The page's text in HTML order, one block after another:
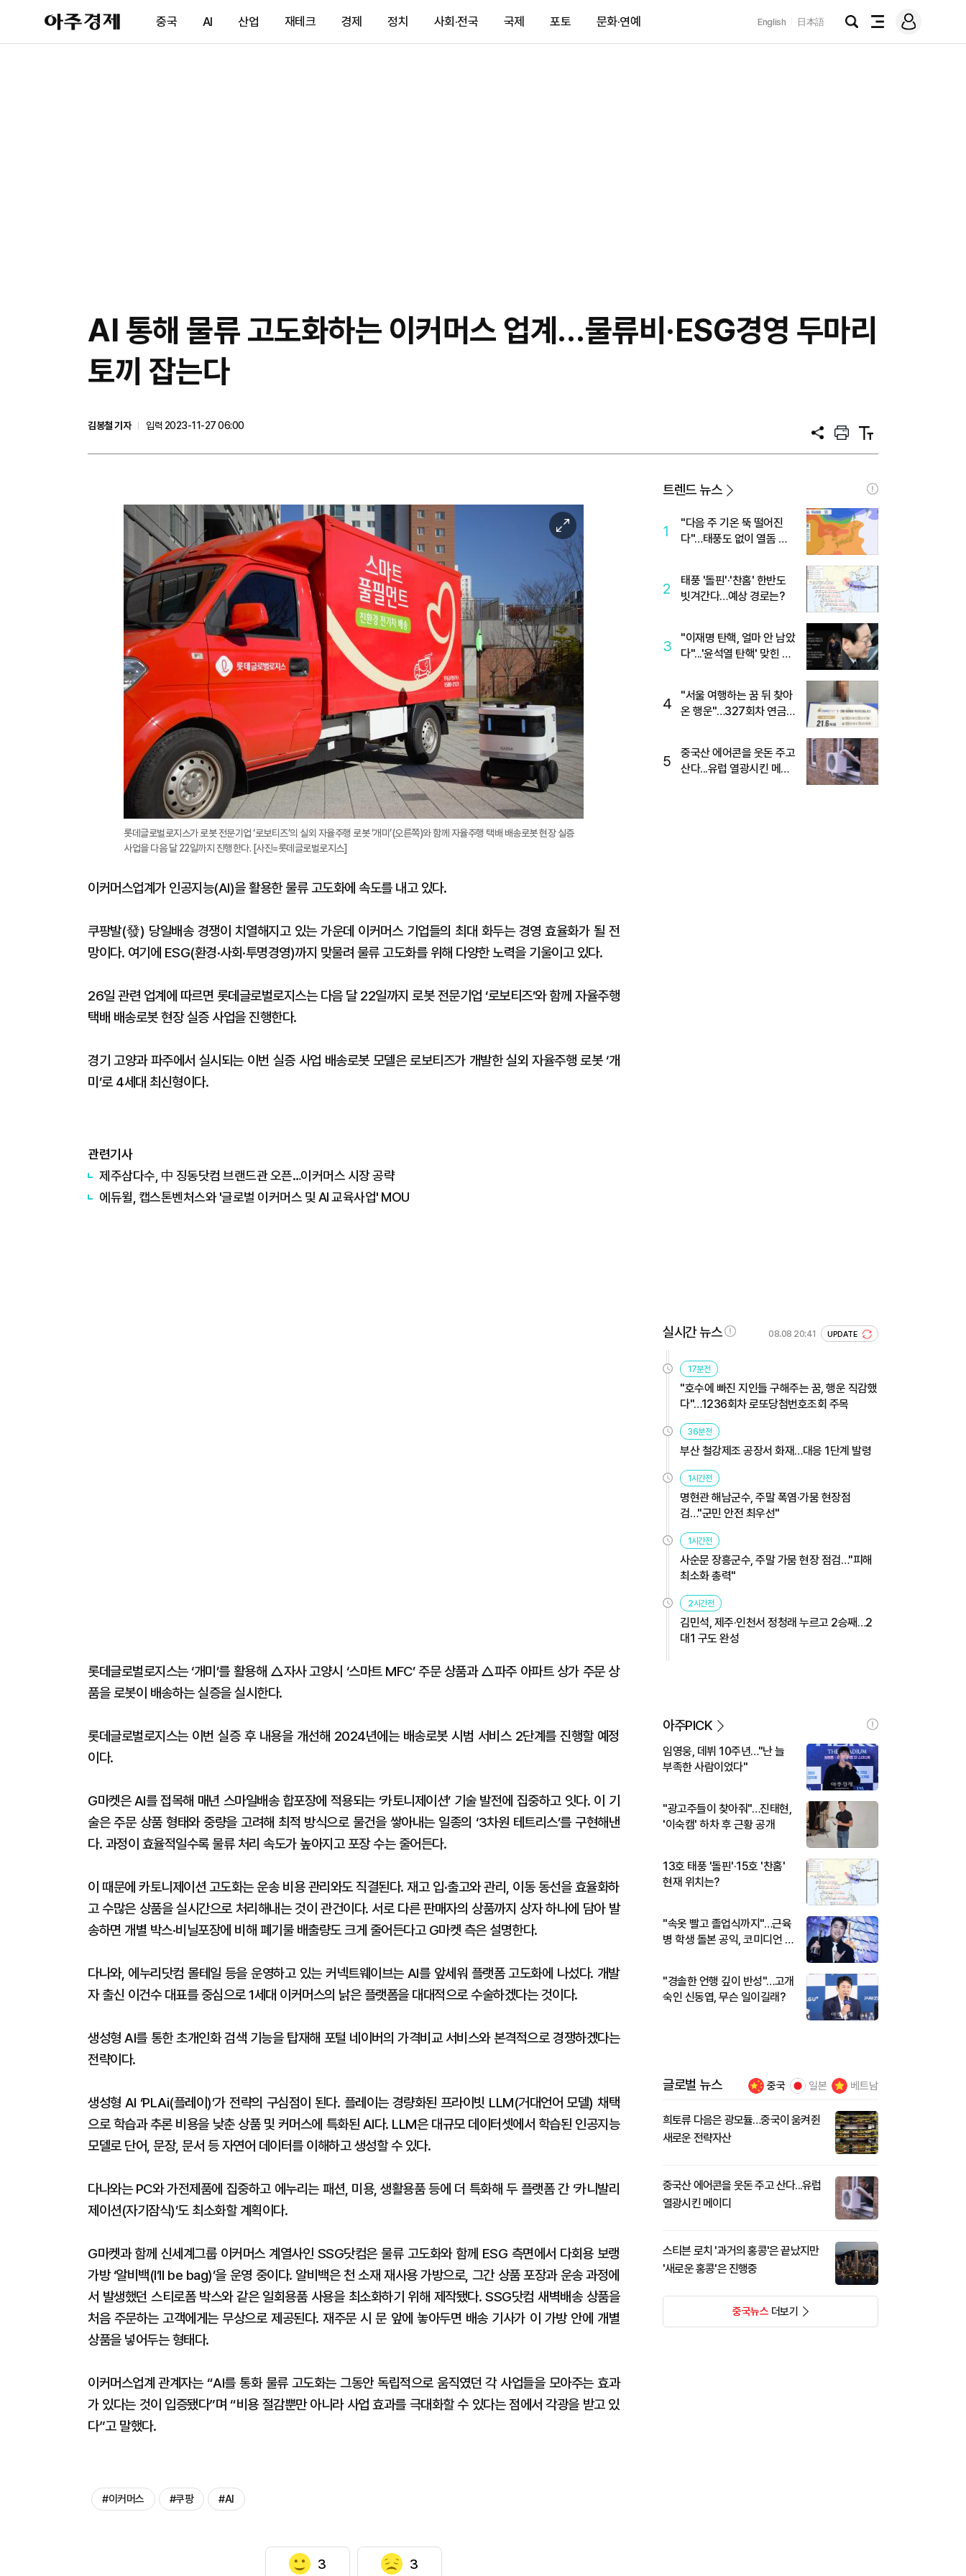
아
주
제
중국 AI 산업 재테크 경제 정치 사회·전국 국제 포토 문화·연예 English 日本語
검
전
메
그
AI 통해 물류 고도화하는 이커머스 업계…물류비·ESG경영 두마리
토끼 잡는다
김봉철 기자
입력 2023-11-27 06:00
공
프
트
텍
트
이
미
확
대
롯데글로벌로지스가 로봇 전문기업 ‘로보티즈’의 실외 자율주행 로봇 ‘개미’(오른쪽)와 함께 자율주행 택배 배송로봇 현장 실증
사업을 다음 달 22일까지 진행한다. [사진=롯데글로벌로지스]
이커머스업계가 인공지능(AI)을 활용한 물류 고도화에 속도를 내고 있다.
쿠팡발(發) 당일배송 경쟁이 치열해지고 있는 가운데 이커머스 기업들의 최대 화두는 경영 효율화가 될 전
망이다. 여기에 ESG(환경·사회·투명경영)까지 맞물려 물류 고도화를 위해 다양한 노력을 기울이고 있다.
26일 관련 업계에 따르면 롯데글로벌로지스는 다음 달 22일까지 로봇 전문기업 ‘로보티즈’와 함께 자율주행
택배 배송로봇 현장 실증 사업을 진행한다.
경기 고양과 파주에서 실시되는 이번 실증 사업 배송로봇 모델은 로보티즈가 개발한 실외 자율주행 로봇 ‘개
미’로 4세대 최신형이다.
관련기사
제주삼다수, 中 징동닷컴 브랜드관 오픈…이커머스 시장 공략
에듀윌, 캡스톤벤처스와 '글로벌 이커머스 및 AI 교육사업' MOU
롯데글로벌로지스는 ‘개미’를 활용해 △자사 고양시 ‘스마트 MFC’ 주문 상품과 △파주 아파트 상가 주문 상
품을 로봇이 배송하는 실증을 실시한다.
롯데글로벌로지스는 이번 실증 후 내용을 개선해 2024년에는 배송로봇 시범 서비스 2단계를 진행할 예정
이다.
G마켓은 AI를 접목해 매년 스마일배송 합포장에 적용되는 ‘카토니제이션’ 기술 발전에 집중하고 잇다. 이 기
술은 주문 상품 형태와 중량을 고려해 최적 방식으로 물건을 쌓아내는 일종의 ‘3차원 테트리스’를 구현해낸
다. 과정이 효율적일수록 물류 처리 속도가 높아지고 포장 수는 줄어든다.
이 때문에 카토니제이션 고도화는 운송 비용 관리와도 직결된다. 재고 입·출고와 관리, 이동 동선을 효율화하
고 수많은 상품을 실시간으로 처리해내는 것이 관건이다. 서로 다른 판매자의 상품까지 상자 하나에 담아 발
송하면 개별 박스·비닐포장에 비해 폐기물 배출량도 크게 줄어든다고 G마켓 측은 설명한다.
다나와, 에누리닷컴 몰테일 등을 운영하고 있는 커넥트웨이브는 AI를 앞세워 플랫폼 고도화에 나섰다. 개발
자 출신 이건수 대표를 중심으로 1세대 이커머스의 낡은 플랫폼을 대대적으로 수술하겠다는 것이다.
생성형 AI를 통한 초개인화 검색 기능을 탑재해 포털 네이버의 가격비교 서비스와 본격적으로 경쟁하겠다는
전략이다.
생성형 AI ‘PLAi(플레이)’가 전략의 구심점이 된다. 플레이는 경량화된 프라이빗 LLM(거대언어 모델) 채택
으로 학습과 추론 비용을 낮춘 상품 및 커머스에 특화된 AI다. LLM은 대규모 데이터셋에서 학습된 인공지능
모델로 단어, 문장, 문서 등 자연어 데이터를 이해하고 생성할 수 있다.
다나와는 PC와 가전제품에 집중하고 에누리는 패션, 미용, 생활용품 등에 더 특화해 두 플랫폼 간 ‘카니발리
제이션(자기잠식)’도 최소화할 계획이다.
G마켓과 함께 신세계그룹 이커머스 계열사인 SSG닷컴은 물류 고도화와 함께 ESG 측면에서 다회용 보랭
가방 ‘알비백(I’ll be bag)’을 운영 중이다. 알비백은 천 소재 재사용 가방으로, 그간 상품 포장과 운송 과정에
서 발생했던 스티로폼 박스와 같은 일회용품 사용을 최소화하기 위해 제작됐다. SSG닷컴 새벽배송 상품을
처음 주문하는 고객에게는 무상으로 제공된다. 재주문 시 문 앞에 놓아두면 배송 기사가 이 가방 안에 개별
상품을 넣어두는 형태다.
이커머스업계 관계자는 “AI를 통화 물류 고도화는 그동안 독립적으로 움직였던 각 사업들을 모아주는 효과
가 있다는 것이 입증됐다”며 “비용 절감뿐만 아니라 사업 효과를 극대화할 수 있다는 점에서 각광을 받고 있
다”고 말했다.
#이커머스 #쿠팡 #AI
3 3
트렌드 뉴스
1
"다음 주 기온 뚝 떨어진
다"…태풍도 없이 열돔 박
2
태풍 '돌핀'·'찬홈' 한반도
빗겨간다…예상 경로는?
3
"이재명 탄핵, 얼마 안 남았
다"...'윤석열 탄핵' 맞힌 무
4
"서울 여행하는 꿈 뒤 찾아
온 행운"…327회차 연금
5
중국산 에어콘을 웃돈 주고
산다...유럽 열광시킨 메이
실시간 뉴스 08.08 20:41 UPDATE
17분전
"호수에 빠진 지인들 구해주는 꿈, 행운 직감했
다"…1236회차 로또당첨번호조회 주목
36분전
부산 철강제조 공장서 화재…대응 1단계 발령
1시간전
명현관 해남군수, 주말 폭염·가뭄 현장점
검…"군민 안전 최우선"
1시간전
사순문 장흥군수, 주말 가뭄 현장 점검…"피해
최소화 총력"
2시간전
김민석, 제주·인천서 정청래 누르고 2승째…2
대1 구도 완성
아주PICK
임영웅, 데뷔 10주년…"난 늘
부족한 사람이었다"
"광고주들이 찾아줘"…진태현,
'이숙캠' 하차 후 근황 공개
13호 태풍 '돌핀'·15호 '찬홈'
현재 위치는?
"속옷 빨고 졸업식까지"…근육
병 학생 돌본 공익, 코미디언 김
"경솔한 언행 깊이 반성"…고개
숙인 신동엽, 무슨 일이길래?
글로벌 뉴스 중국 일본 베트남
희토류 다음은 광모듈…중국이 움켜쥔
새로운 전략자산
중국산 에어콘을 웃돈 주고 산다...유럽
열광시킨 메이디
스티븐 로치 '과거의 홍콩'은 끝났지만
'새로운 홍콩'은 진행중
중국뉴스더보기